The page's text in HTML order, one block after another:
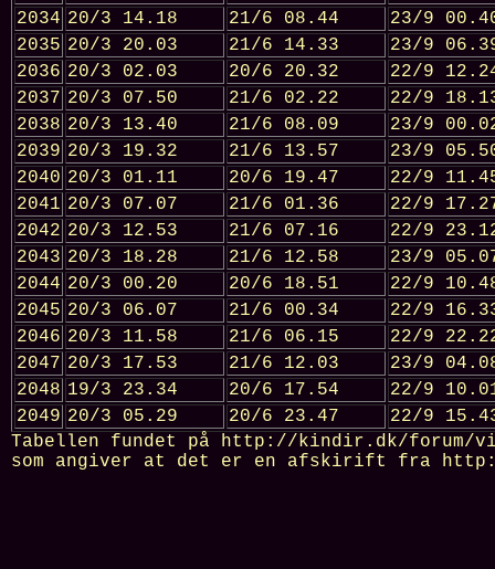
2034 20/3 14.18 21/6 08.44
23/9
2035 20/3 20.03 21/6 14.33
23/9
2036 20/3 02.03 20/6 20.32
22/9
2037 20/3 07.50 21/6 02.22
22/9
2038 20/3 13.40 21/6 08.09
23/9
2039 20/3 19.32 21/6 13.57
23/9
2040 20/3 01.11 20/6 19.47
22/9
2041 20/3 07.07 21/6 01.36
22/9
2042 20/3 12.53 21/6 07.16
22/9
2043 20/3 18.28 21/6 12.58
23/9
2044 20/3 00.20 20/6 18.51
22/9
2045 20/3 06.07 21/6 00.34
22/9
2046 20/3 11.58 21/6 06.15
22/9
2047 20/3 17.53 21/6 12.03
23/9
2048 19/3 23.34 20/6 17.54
22/9
2049 20/3 05.29 20/6 23.47
22/9
Tabellen fundet på http://kindir.dk/forum/
som angiver at det er en afskirift fra